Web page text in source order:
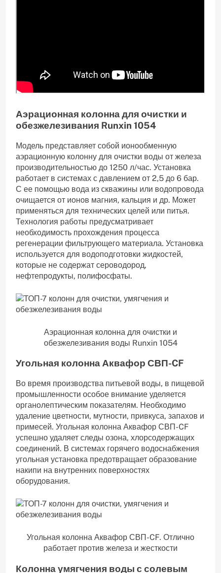
Аэрационная колонна для очистки и
обезжелезивания Runxin 1054
Модель представляет собой ионообменную
аэрационную колонну для очистки воды от железа
производительностью до 1250 л/час. Установка
работает в системах с давлением от 2,5 до 6 бар.
С ее помощью вода из скважины или водопровода
очищается от ионов магния, кальция и др. Может
применяться для технических целей или питья.
Технология работы предусматривает
необходимость прохождения процесса
регенерации фильтрующего материала. Установка
используется для водоподготовки жидкостей,
которые не содержат сероводород,
нефтепродукты, полифосфаты.
Аэрационная колонна для очистки и
обезжелезивания воды Runxin 1054
Угольная колонна Аквафор СВП-CF
Во время производства питьевой воды, в пищевой
промышленности особое внимание уделяется
органолептическим показателям. Необходимо
удаление цветности, мутности, привкуса, запахов и
примесей. Угольная колонна Аквафор СВП-CF
успешно удаляет следы озона, хлорсодержащих
соединений. В системах горячего водоснабжения
угольная установка предотвращает образование
накипи на внутренних поверхностях
оборудования.
Угольная колонна Аквафор СВП-CF. Отлично
работает против железа и жесткости
Колонна умягчения воды с солевым